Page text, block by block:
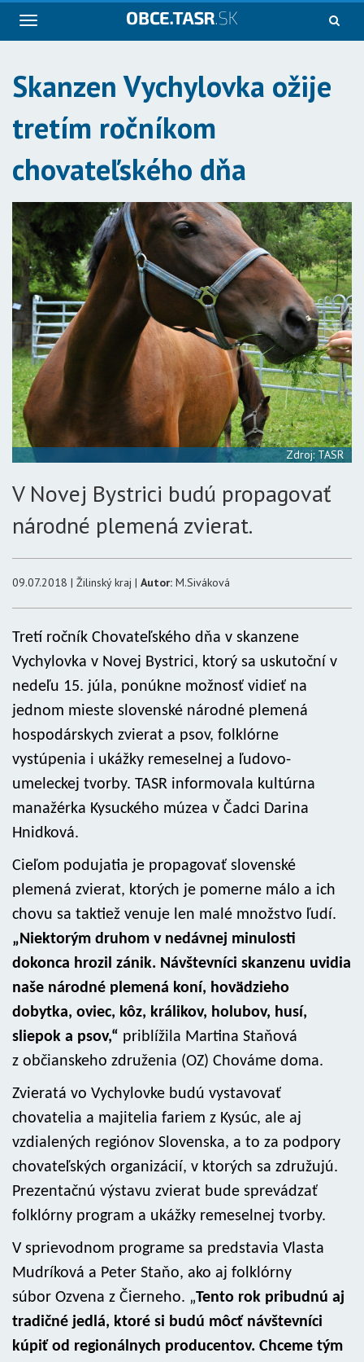
Navigácia
Skanzen Vychylovka ožije
tretím ročníkom
chovateľského dňa
Zdroj: TASR
V Novej Bystrici budú propagovať
národné plemená zvierat.
09.07.2018 | Žilinský kraj | Autor: M.Siváková
Tretí ročník Chovateľského dňa v skanzene
Vychylovka v Novej Bystrici, ktorý sa uskutoční v
nedeľu 15. júla, ponúkne možnosť vidieť na
jednom mieste slovenské národné plemená
hospodárskych zvierat a psov, folklórne
vystúpenia i ukážky remeselnej a ľudovo-
umeleckej tvorby. TASR informovala kultúrna
manažérka Kysuckého múzea v Čadci Darina
Hnidková.
Cieľom podujatia je propagovať slovenské
plemená zvierat, ktorých je pomerne málo a ich
chovu sa taktiež venuje len malé množstvo ľudí.
„Niektorým druhom v nedávnej minulosti
dokonca hrozil zánik. Návštevníci skanzenu uvidia
naše národné plemená koní, hovädzieho
dobytka, oviec, kôz, králikov, holubov, husí,
sliepok a psov,“ priblížila Martina Staňová
z občianskeho združenia (OZ) Chováme doma.
Zvieratá vo Vychylovke budú vystavovať
chovatelia a majitelia fariem z Kysúc, ale aj
vzdialených regiónov Slovenska, a to za podpory
chovateľských organizácií, v ktorých sa združujú.
Prezentačnú výstavu zvierat bude sprevádzať
folklórny program a ukážky remeselnej tvorby.
V sprievodnom programe sa predstavia Vlasta
Mudríková a Peter Staňo, ako aj folklórny
súbor Ozvena z Čierneho. „Tento rok pribudnú aj
tradičné jedlá, ktoré si budú môcť návštevníci
kúpiť od regionálnych producentov. Chceme tým